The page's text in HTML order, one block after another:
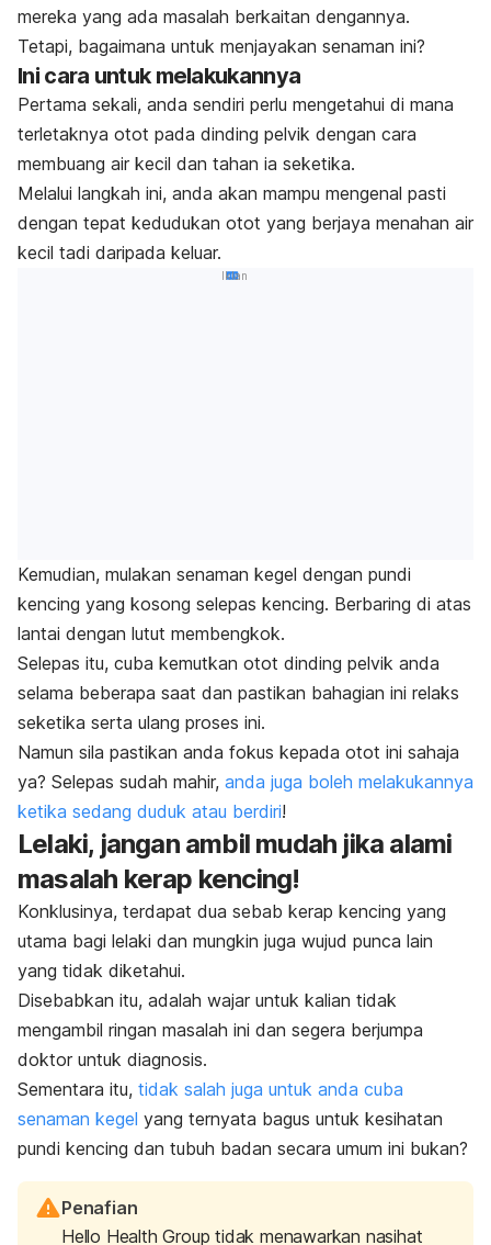
mereka yang ada masalah berkaitan dengannya.
Tetapi, bagaimana untuk menjayakan senaman ini?
Ini cara untuk melakukannya
Pertama sekali, anda sendiri perlu mengetahui di mana
terletaknya otot pada dinding pelvik dengan cara
membuang air kecil dan tahan ia seketika.
Melalui langkah ini, anda akan mampu mengenal pasti
dengan tepat kedudukan otot yang berjaya menahan air
kecil tadi daripada keluar.
Iklan
Kemudian, mulakan senaman kegel dengan pundi
kencing yang kosong selepas kencing. Berbaring di atas
lantai dengan lutut membengkok.
Selepas itu, cuba kemutkan otot dinding pelvik anda
selama beberapa saat dan pastikan bahagian ini relaks
seketika serta ulang proses ini.
Namun sila pastikan anda fokus kepada otot ini sahaja
ya? Selepas sudah mahir, anda juga boleh melakukannya
ketika sedang duduk atau berdiri!
Lelaki, jangan ambil mudah jika alami
masalah kerap kencing!
Konklusinya, terdapat dua sebab kerap kencing yang
utama bagi lelaki dan mungkin juga wujud punca lain
yang tidak diketahui.
Disebabkan itu, adalah wajar untuk kalian tidak
mengambil ringan masalah ini dan segera berjumpa
doktor untuk diagnosis.
Sementara itu, tidak salah juga untuk anda cuba
senaman kegel yang ternyata bagus untuk kesihatan
pundi kencing dan tubuh badan secara umum ini bukan?
Penafian
Hello Health Group tidak menawarkan nasihat